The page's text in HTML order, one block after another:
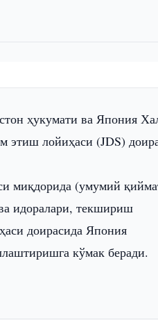
ҳукумати ва Япония
этиш лойиҳаси (JDS)
миқдорида (умумий
идоралари, текшириш
доирасида Япония
кўмак беради.